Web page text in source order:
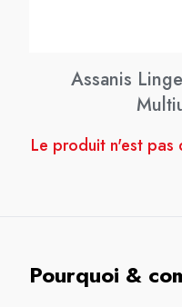
Assanis
Le produit n'est pas
Pourquoi &